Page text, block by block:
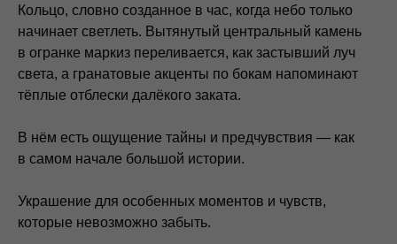
Кольцо, словно созданное в час, когда небо только
начинает светлеть. Вытянутый центральный камень
в огранке маркиз переливается, как застывший луч
света, а гранатовые акценты по бокам напоминают
тёплые отблески далёкого заката.
В нём есть ощущение тайны и предчувствия — как
в самом начале большой истории.
Украшение для особенных моментов и чувств,
которые невозможно забыть.